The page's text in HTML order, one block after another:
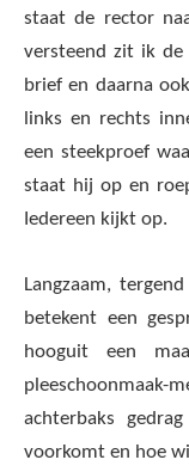
staat de rector
versteend zit ik
brief en daarna
links en rechts
een steekproef
staat hij op en
Iedereen kijkt op.
Langzaam,
betekent een
hooguit een
pleeschoonmaak-
achterbaks
voorkomt en hoe